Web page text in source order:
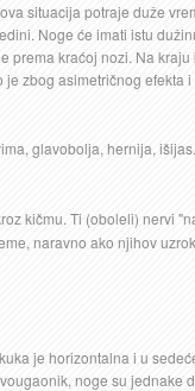
situacija potraje duže
Noge će imati istu
prema kraćoj nozi. Na kraju
zbog asimetričnog efekta
glavobolja, hernija,
kičmu. Ti (oboleli) nervi
naravno ako njihov
je horizontalna i u
noge su jednake